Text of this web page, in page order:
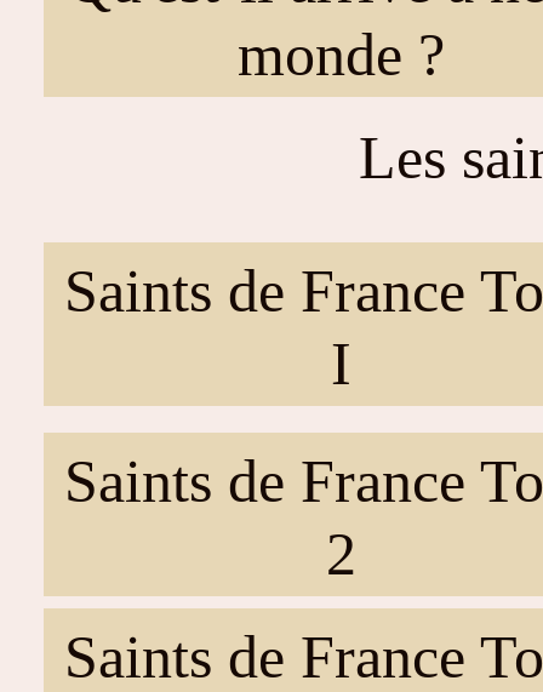
monde ?
Les
Saints de France
I
Saints de France
2
Saints de France